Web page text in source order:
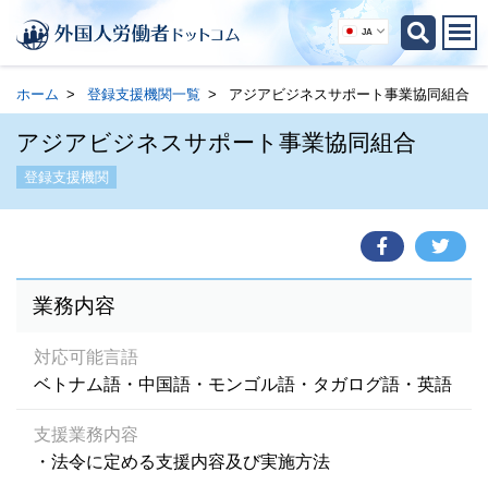
JA
ホーム 登録支援機関一覧 アジアビジネスサポート事業協同組合
アジアビジネスサポート事業協同組合
登録支援機関
業務内容
対応可能言語
ベトナム語・中国語・モンゴル語・タガログ語・英語
支援業務内容
・法令に定める支援内容及び実施方法